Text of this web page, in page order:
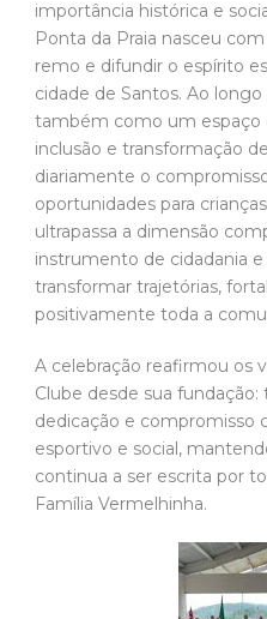
importância histórica e
Ponta da Praia nasceu
remo e difundir o espírito
cidade de Santos. Ao
também como um espaço
inclusão e transformação
diariamente o
oportunidades para
ultrapassa a dimensão
instrumento de cidadania e
transformar trajetórias,
positivamente toda a
A celebração reafirmou os
Clube desde sua
dedicação e compromisso
esportivo e social,
continua a ser escrita por
Família Vermelhinha.